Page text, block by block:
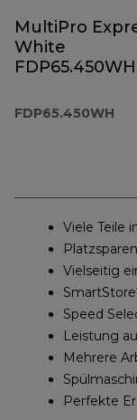
MultiPro
White
FDP65.450WH
FDP65.450WH
Viele Teile
Vielseitig
Speed
Leistung
Mehrere
Perfekte